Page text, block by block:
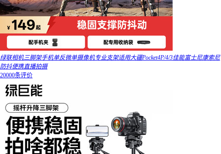
绿联相机三脚架手机单反微单摄像机专业支架适用大疆Pocket4P/4/3佳能富士尼康索尼
防抖便携直播拍摄
20000条评价